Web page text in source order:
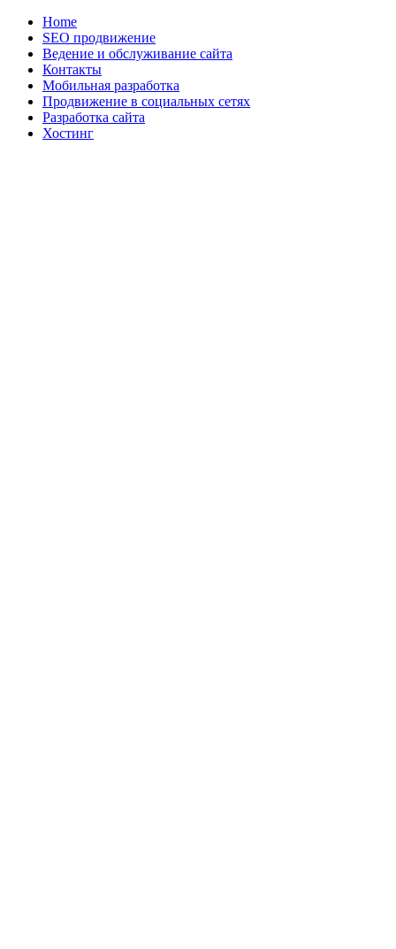
Home
SEO продвижение
Ведение и обслуживание сайта
Контакты
Мобильная разработка
Продвижение в социальных сетях
Разработка сайта
Хостинг